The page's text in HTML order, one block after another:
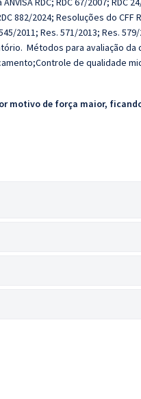
882/2024; Resoluções do CFF
2011; Res. 571/2013; Res.
Métodos para avaliação da
de qualidade
motivo de força maior,